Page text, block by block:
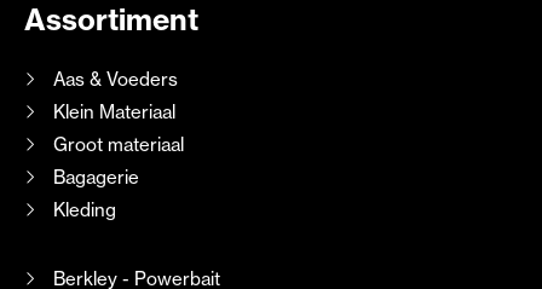
Assortiment
Aas & Voeders
Klein Materiaal
Groot materiaal
Bagagerie
Kleding
Berkley - Powerbait